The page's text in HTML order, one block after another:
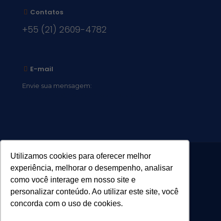
Utilizamos cookies para oferecer melhor
experiência, melhorar o desempenho, analisar
como você interage em nosso site e
personalizar conteúdo. Ao utilizar este site, você
concorda com o uso de cookies.
Contatos
+55 (21) 2609-4782
E-mail
Envie sua mensagem: